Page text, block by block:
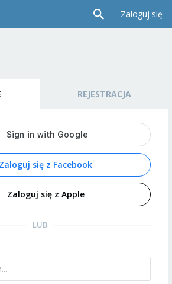
Zaloguj się
REJESTRACJA
Zaloguj się z Facebook
Zaloguj się z Apple
LUB